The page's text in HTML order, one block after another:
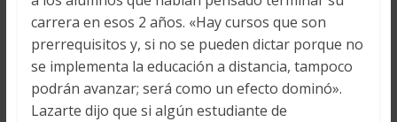
carrera en esos 2 años. «Hay cursos que son
prerrequisitos y, si no se pueden dictar porque no
se implementa la educación a distancia, tampoco
podrán avanzar; será como un efecto dominó».
Lazarte dijo que si algún estudiante de